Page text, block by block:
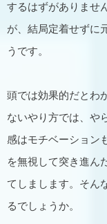
するはずがありませ
が、結局定着せずに
うです。
頭では効果的だとわ
ないやり方では、や
感はモチベーション
を無視して突き進ん
てしまします。そん
るでしょうか。